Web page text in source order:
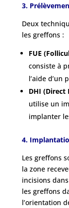
3.
Deux
les greffons :
FUE
consiste à
l’aide d’un
DHI
utilise un
implanter
4.
Les greffons
la zone
incisions
les greffons
l’orientation